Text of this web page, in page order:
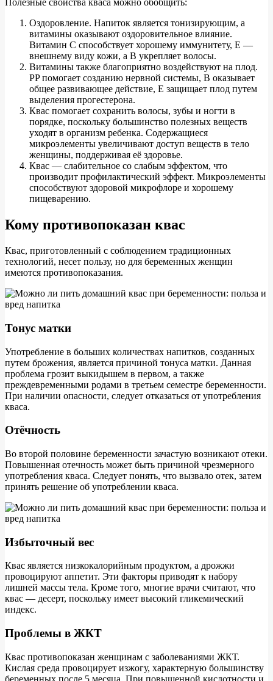
Полезные свойства кваса можно обобщить:
Оздоровление. Напиток является тонизирующим, а
витамины оказывают оздоровительное влияние.
Витамин C способствует хорошему иммунитету, E —
внешнему виду кожи, а B укрепляет волосы.
Витамины также благоприятно воздействуют на плод.
PP помогает созданию нервной системы, B оказывает
общее развивающее действие, E защищает плод путем
выделения прогестерона.
Квас помогает сохранить волосы, зубы и ногти в
порядке, поскольку большинство полезных веществ
уходят в организм ребенка. Содержащиеся
микроэлементы увеличивают доступ веществ в тело
женщины, поддерживая её здоровье.
Квас — слабительное со слабым эффектом, что
производит профилактический эффект. Микроэлементы
способствуют здоровой микрофлоре и хорошему
пищеварению.
Кому противопоказан квас
Квас, приготовленный с соблюдением традиционных
технологий, несет пользу, но для беременных женщин
имеются противопоказания.
Тонус матки
Употребление в больших количествах напитков, созданных
путем брожения, является причиной тонуса матки. Данная
проблема грозит выкидышем в первом, а также
преждевременными родами в третьем семестре беременности.
При наличии опасности, следует отказаться от употребления
кваса.
Отёчность
Во второй половине беременности зачастую возникают отеки.
Повышенная отечность может быть причиной чрезмерного
употребления кваса. Следует понять, что вызвало отек, затем
принять решение об употреблении кваса.
Избыточный вес
Квас является низкокалорийным продуктом, а дрожжи
провоцируют аппетит. Эти факторы приводят к набору
лишней массы тела. Кроме того, многие врачи считают, что
квас — десерт, поскольку имеет высокий гликемический
индекс.
Проблемы в ЖКТ
Квас противопоказан женщинам с заболеваниями ЖКТ.
Кислая среда провоцирует изжогу, характерную большинству
беременных после 5 месяца. При повышенной кислотности и